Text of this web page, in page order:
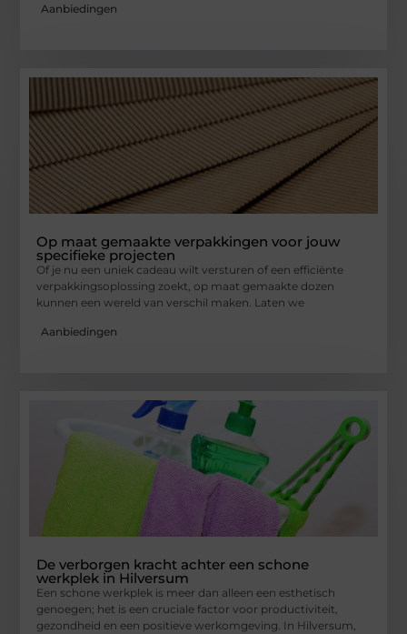
Aanbiedingen
Op maat gemaakte verpakkingen voor jouw
specifieke projecten
Of je nu een uniek cadeau wilt versturen of een efficiënte
verpakkingsoplossing zoekt, op maat gemaakte dozen
kunnen een wereld van verschil maken. Laten we
Aanbiedingen
De verborgen kracht achter een schone
werkplek in Hilversum
Een schone werkplek is meer dan alleen een esthetisch
genoegen; het is een cruciale factor voor productiviteit,
gezondheid en een positieve werkomgeving. In Hilversum,